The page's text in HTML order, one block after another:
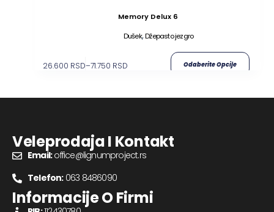
Memory Delux 6
Dušek,Džepasto jezgro
26.600 RSD–71.750 RSD Odaberite Opcije
Veleprodaja I Kontakt
Email:office@lignumproject.rs
Telefon:063 8486090
Informacije O Firmi